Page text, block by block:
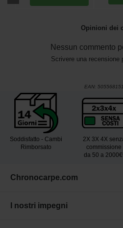
Opinioni dei
Nessun commento
Scrivere una recensione
EAN:
Soddisfatto - Cambi
Rimborsato
2X 3X 4X
commissione
da 50 a
Chronocarpe.com
I nostri impegni